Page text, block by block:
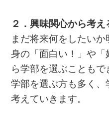
２．興味関心から考え
まだ将来何をしたい
身の「面白い！」や
ら学部を選ぶことも
学部を選ぶ方も多く
考えていきます。